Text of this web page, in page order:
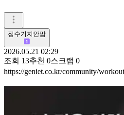
정수기지안맘
2026.05.21 02:29
조회 13추천 0스크랩 0
https://geniet.co.kr/community/